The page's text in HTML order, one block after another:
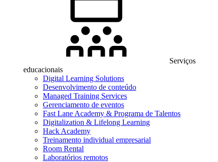
Serviços
educacionais
Digital Learning Solutions
Desenvolvimento de conteúdo
Managed Training Services
Gerenciamento de eventos
Fast Lane Academy & Programa de Talentos
Digitalization & Lifelong Learning
Hack Academy
Treinamento individual empresarial
Room Rental
Laboratórios remotos